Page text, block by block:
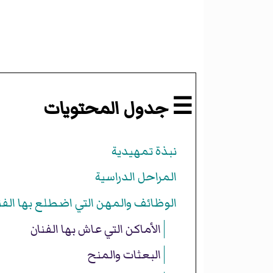
☰ جدول المحتويات
نبذة تمهيدية
المراحل الدراسية
الوظائف والمهن التي اضطلع بها
الأماكن التي عاش بها الفنان
البعثات والمنح